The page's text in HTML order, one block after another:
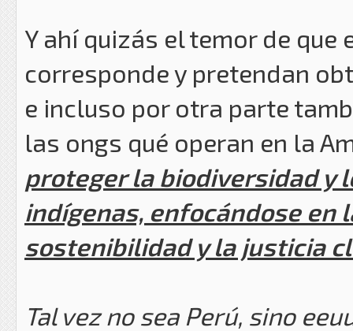
Y ahí quizás el temor de que
corresponde y pretendan
e incluso por otra parte
las ongs qué operan en la
proteger la biodiversidad y
indígenas, enfocándose en
sostenibilidad y la justicia
Tal vez no sea Perú, sino